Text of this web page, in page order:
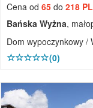
Cena od 65do 218
Bańska Wyżna,
Dom wypoczynkowy /
(0)
Previous